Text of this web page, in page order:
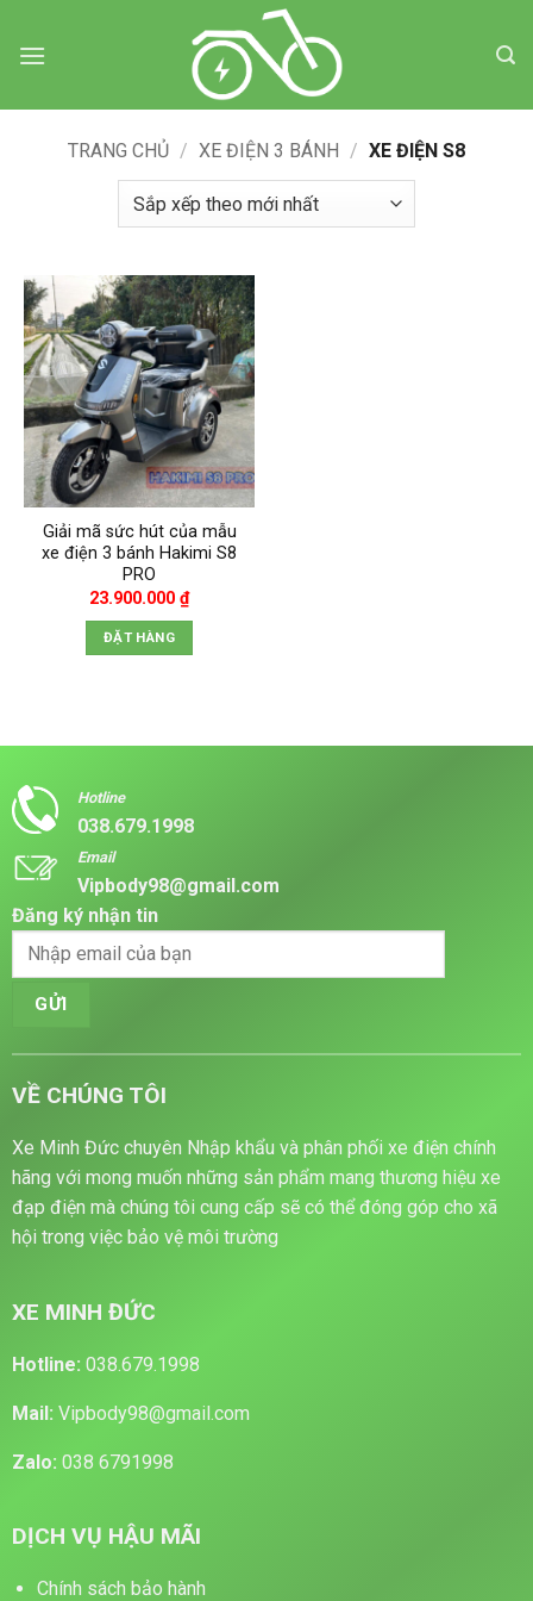
qua
TRANG CHỦ / XE ĐIỆN 3 BÁNH / XE ĐIỆN S8
Giải mã sức hút của mẫu
xe điện 3 bánh Hakimi S8
PRO
23.900.000 ₫
ĐẶT HÀNG
Hotline
038.679.1998
Email
Vipbody98@gmail.com
Đăng ký nhận tin
VỀ CHÚNG TÔI
Xe Minh Đức chuyên Nhập khẩu và phân phối xe điện chính
hãng với mong muốn những sản phẩm mang thương hiệu xe
đạp điện mà chúng tôi cung cấp sẽ có thể đóng góp cho xã
hội trong việc bảo vệ môi trường
XE MINH ĐỨC
Hotline: 038.679.1998
Mail: Vipbody98@gmail.com
Zalo: 038 6791998
DỊCH VỤ HẬU MÃI
Chính sách bảo hành